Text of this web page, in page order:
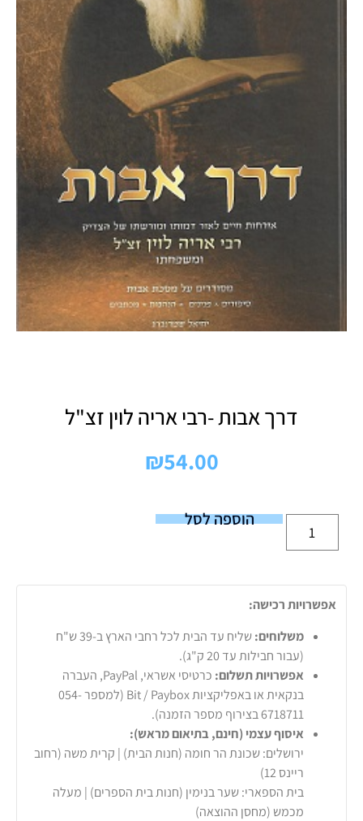
דרך אבות -רבי אריה לוין זצ"ל
₪54.00
הוספה לסל
אפשרויות רכישה:
משלוחים:
שליח עד הבית לכל רחבי הארץ ב-39 ש"ח
(עבור חבילות עד 20 ק"ג).
אפשרויות תשלום:
כרטיסי אשראי, PayPal, העברה
בנקאית או באפליקציות Bit / Paybox (למספר 054-
6718711 בצירוף מספר הזמנה).
איסוף עצמי (חינם, בתיאום מראש):
ירושלים: שכונת הר חומה (חנות הבית) | קרית משה (רחוב
ריינס 12)
בית הספארי: שער בנימין (חנות בית הספרים) | מעלה
מכמש (מחסן ההוצאה)